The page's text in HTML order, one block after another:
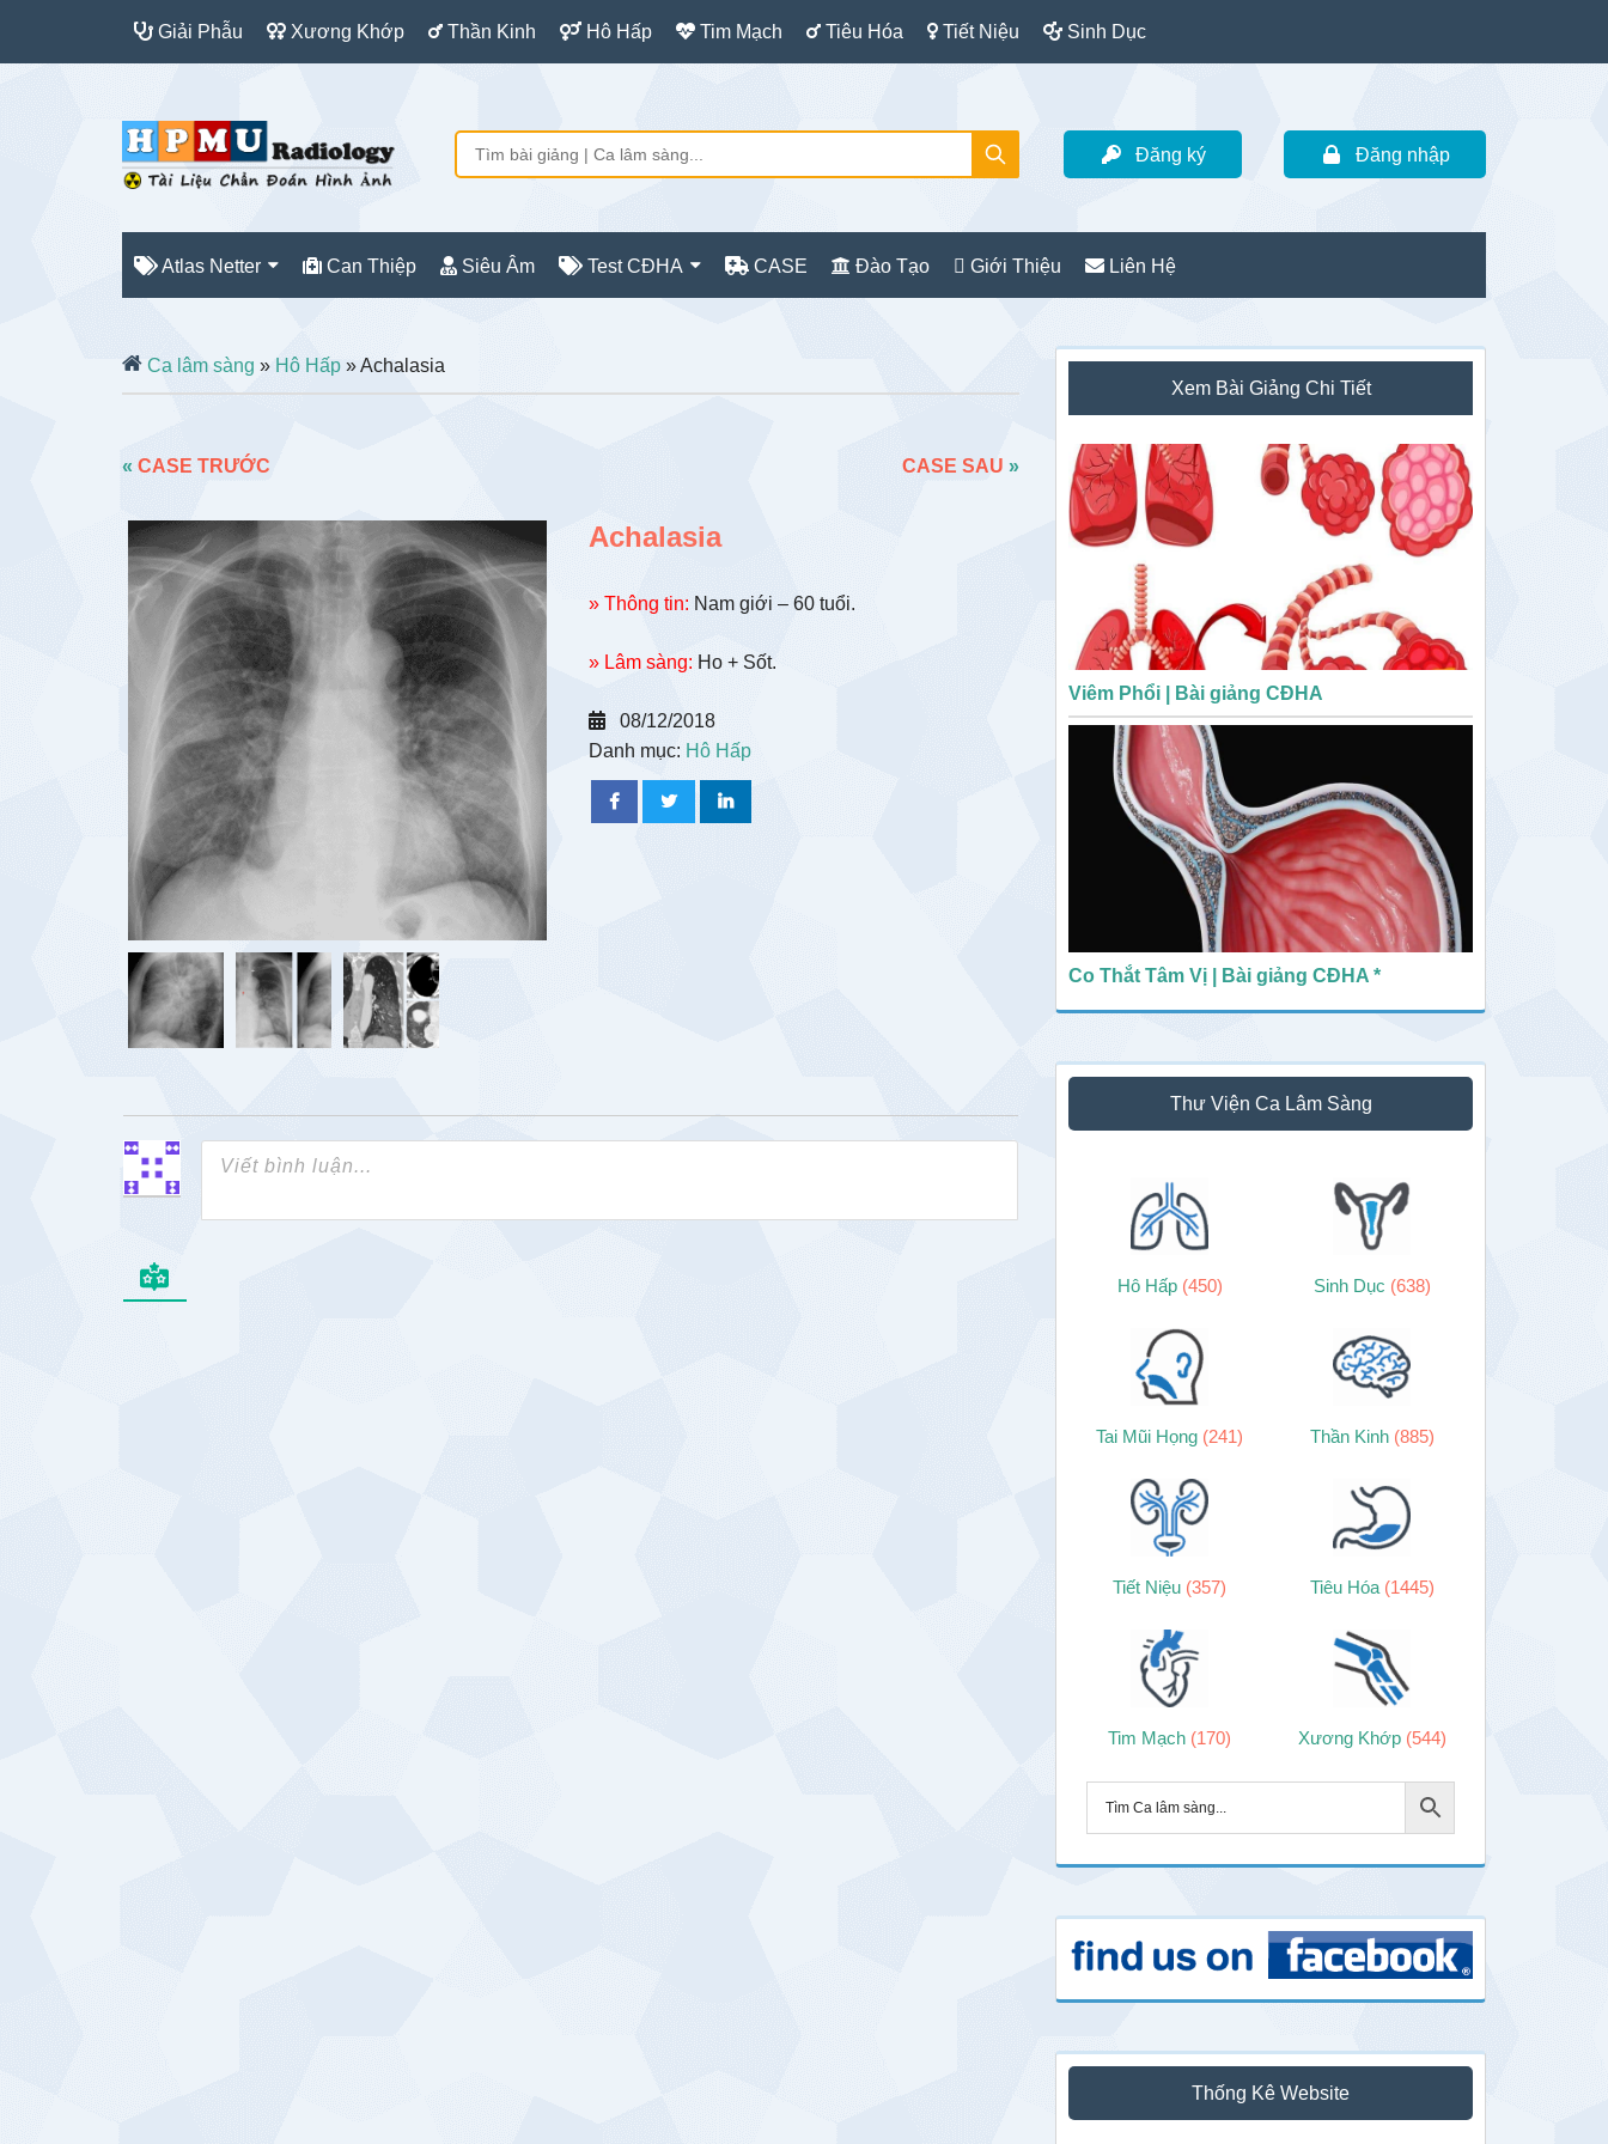
Giải Phẫu Xương Khớp Thần Kinh Hô Hấp Tim Mạch Tiêu Hóa Tiết Niệu Sinh Dục
Đăng ký Đăng nhập
Atlas Netter Can Thiệp Siêu Âm Test CĐHA CASE Đào Tạo Giới Thiệu Liên Hệ
Ca lâm sàng » Hô Hấp » Achalasia
« CASE TRƯỚC CASE SAU »
Achalasia
» Thông tin: Nam giới – 60 tuổi.
» Lâm sàng: Ho + Sốt.
08/12/2018
Danh mục: Hô Hấp
Sidebar
chính
Xem Bài Giảng Chi Tiết
Viêm Phổi | Bài giảng CĐHA
Co Thắt Tâm Vị | Bài giảng CĐHA *
Thư Viện Ca Lâm Sàng
Hô Hấp (450) Sinh Dục (638)
Tai Mũi Họng (241) Thần Kinh (885)
Tiết Niệu (357) Tiêu Hóa (1445)
Tim Mạch (170) Xương Khớp (544)
Thống Kê Website